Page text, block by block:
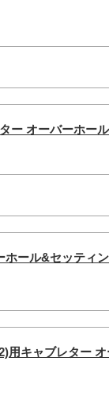
オーバーホー
ール&セッティ
キャブレター